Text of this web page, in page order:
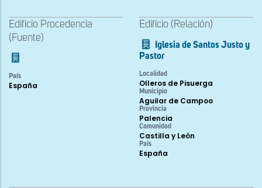
Edificio Procedencia
(Fuente)
País
España
Edificio (Relación)
Iglesia de Santos Justo y
Pastor
Localidad
Olleros de Pisuerga
Municipio
Aguilar de Campoo
Provincia
Palencia
Comunidad
Castilla y León
País
España